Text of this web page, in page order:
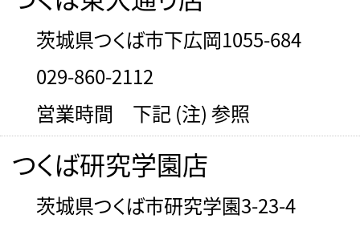
茨城県つくば市下広岡1055-684
029-860-2112
営業時間 下記 (注) 参照
つくば研究学園店
茨城県つくば市研究学園3-23-4